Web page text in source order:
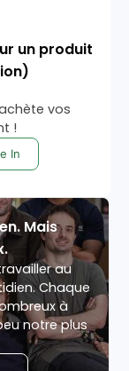
un produit
vos
!
In
Mais
au
Chaque
à
notre plus